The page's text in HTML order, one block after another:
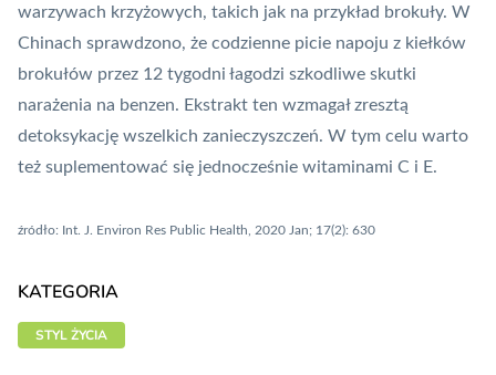
warzywach krzyżowych, takich jak na przykład brokuły. W
Chinach sprawdzono, że codzienne picie napoju z kiełków
brokułów przez 12 tygodni łagodzi szkodliwe skutki
narażenia na benzen. Ekstrakt ten wzmagał zresztą
detoksykację wszelkich zanieczyszczeń. W tym celu warto
też suplementować się jednocześnie witaminami C i E.
źródło: Int. J. Environ Res Public Health, 2020 Jan; 17(2): 630
KATEGORIA
STYL ŻYCIA